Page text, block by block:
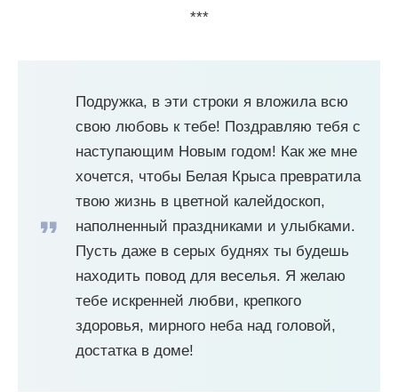
***
Подружка, в эти строки я вложила всю
свою любовь к тебе! Поздравляю тебя с
наступающим Новым годом! Как же мне
хочется, чтобы Белая Крыса превратила
твою жизнь в цветной калейдоскоп,
наполненный праздниками и улыбками.
Пусть даже в серых буднях ты будешь
находить повод для веселья. Я желаю
тебе искренней любви, крепкого
здоровья, мирного неба над головой,
достатка в доме!